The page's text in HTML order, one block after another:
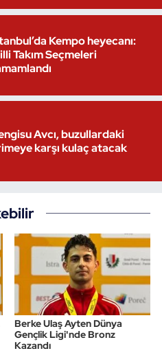
Kempo heyecanı:
Takım Seçmeleri
Avcı, buzullardaki
karşı kulaç atacak
Berke Ulaş Ayten Dünya
Gençlik Ligi'nde Bronz
Kazandı